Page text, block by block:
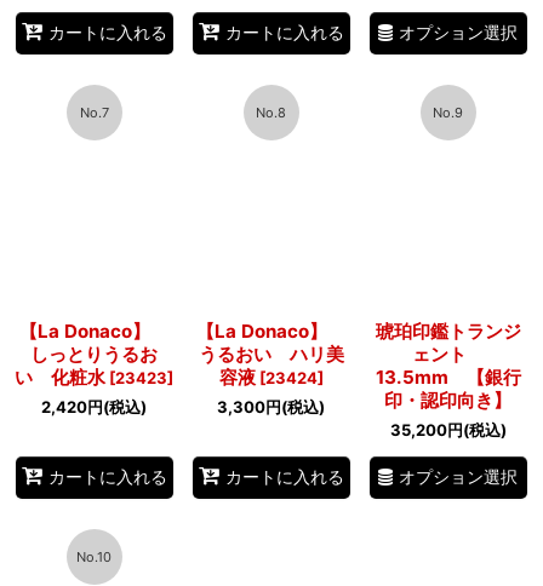
カートに入れる カートに入れる オプション選択
No.7
【La Donaco】
しっとりうるお
い 化粧水 [23423]
2,420円(税込)
カートに入れる
No.8
【La Donaco】
うるおい ハリ美
容液 [23424]
3,300円(税込)
カートに入れる
No.9
琥珀印鑑トランジ
ェント
13.5mm 【銀行
印・認印向き】
35,200円(税込)
オプション選択
No.10